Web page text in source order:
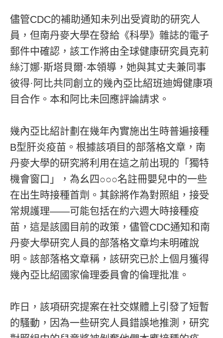
儘管CDC的補助通知未列出受資助的研究人
員，但南丹麥大學在發給《科學》雜誌的電子
郵件中確認，該工作將由全球健康研究員克莉
絲汀娜·斯塔貝爾·本領導，她與其丈夫兼同事
彼得·阿比共同創立的幾內亞比紹班迪姆健康項
目合作。本和阿比未回應評論請求。
幾內亞比紹計劃在幾年內實施出生時普遍接種
B型肝炎疫苗。根據該項目的部落格文章，南
丹麥大學的研究將利用在這之前出現的「獨特
機會窗口」，為幺四○○○名註冊嬰兒中的一些
在出生時接種首劑。其餘將作為對照組，接受
常規護理——可能包括在約六週大時接種疫
苗，這是該國目前的政策，儘管CDC通知和南
丹麥大學研究人員的部落格文章均未明確說
明。該部落格文章稱，該研究已於上個月獲得
幾內亞比紹國家倫理委員會的倫理批准。
昨日，該項研究提案在社交媒體上引發了短暫
的騷動，因為一些研究人員錯誤地推測，研究